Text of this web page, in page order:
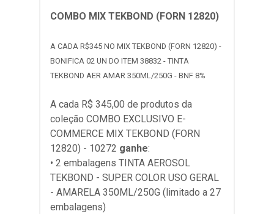
COMBO MIX TEKBOND (FORN 12820)
A CADA R$345 NO MIX TEKBOND (FORN 12820) -
BONIFICA 02 UN DO ITEM 38832 - TINTA
TEKBOND AER AMAR 350ML/250G - BNF 8%
A cada R$ 345,00 de produtos da
coleção COMBO EXCLUSIVO E-
COMMERCE MIX TEKBOND (FORN
12820) - 10272 ganhe:
• 2 embalagens TINTA AEROSOL
TEKBOND - SUPER COLOR USO GERAL
- AMARELA 350ML/250G (limitado a 27
embalagens)